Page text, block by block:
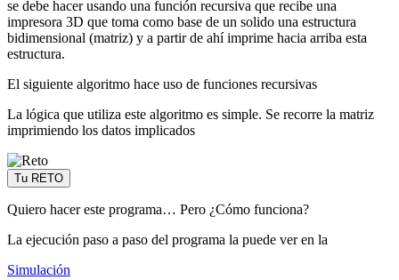
se debe hacer usando una función recursiva que recibe una
impresora 3D que toma como base de un solido una estructura
bidimensional (matriz) y a partir de ahí imprime hacia arriba esta
estructura.
El siguiente algoritmo hace uso de funciones recursivas
La lógica que utiliza este algoritmo es simple. Se recorre la matriz
imprimiendo los datos implicados
Tu RETO
Quiero hacer este programa… Pero ¿Cómo funciona?
La ejecución paso a paso del programa la puede ver en la
Simulación